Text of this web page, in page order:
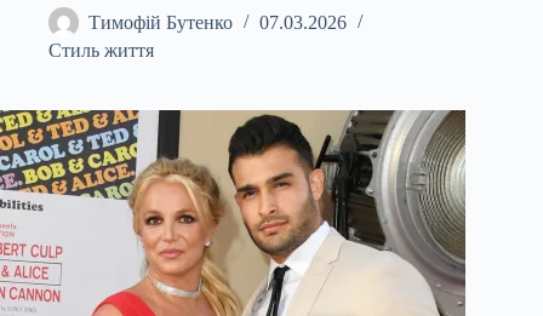
Тимофій Бутенко
07.03.2026
Стиль життя